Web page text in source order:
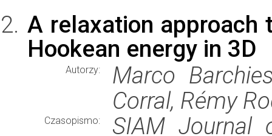
A relaxation approach
Hookean energy in 3D
Autorzy:
Marco
Corral, Rémy
Czasopismo:
SIAM Journal